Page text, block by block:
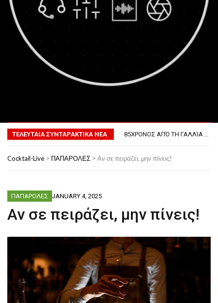
ΤΕΛΕΥΤΑΙΑ ΣΥΝΤΑΡΑΚΤΙΚΑ ΝΕΑ
85ΧΡΟΝΟΣ ΑΠΌ ΤΗ ΓΑΛΛΊΑ ΛΌΓΩ GPS ΚΑΤΈΛΗΞΕ ΣΤΗΝ… ΚΡΟΑΤΊΑ!
ΣΚΗΝΟΘΈΤΗΣΕ ΤΗΝ ΚΛΟΠΉ ΤΟΥ ΑΥΤΟΚΙΝΉΤΟΥ ΤΟΥ ΓΙΑ ΝΑ ΑΠΟΦΎΓΕΙ ΨΏΝΙΑ ΜΕ ΤΗ ΣΎΖΥΓΟ!
Cocktail-Live > ΠΑΠΑΡΟΛΕΣ > Αν σε πειράζει, μην πίνεις!
ΠΑΠΑΡΟΛΕΣ JANUARY 4, 2025
Αν σε πειράζει, μην πίνεις!